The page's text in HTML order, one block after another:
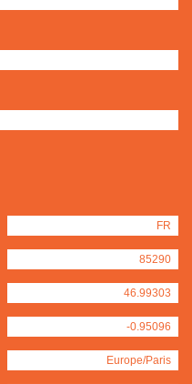
FR
85290
46.99303
-0.95096
Europe/Paris